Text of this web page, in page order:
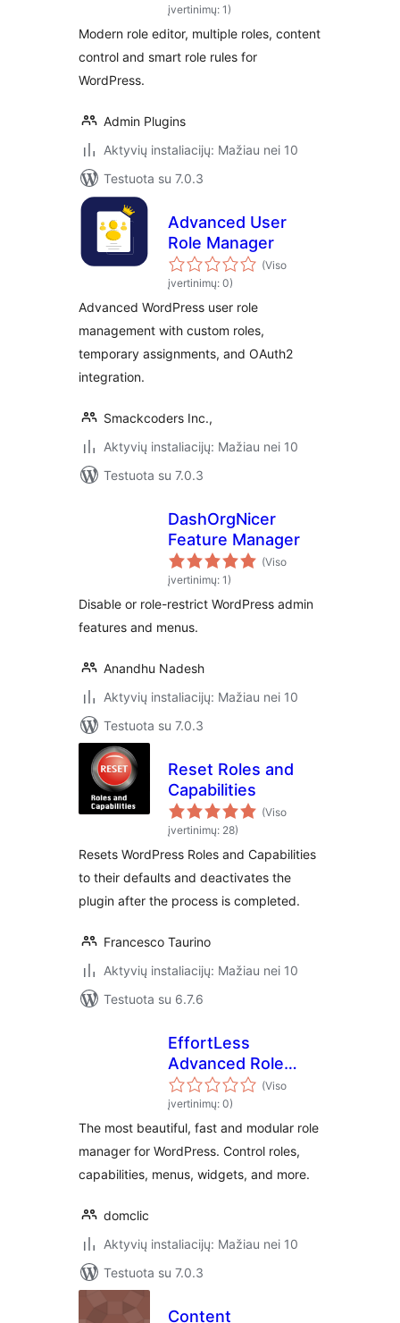
Access Control
įvertinimų: 1)
Modern role editor, multiple roles, content
control and smart role rules for
WordPress.
Admin Plugins
Aktyvių instaliacijų: Mažiau nei 10
Testuota su 7.0.3
Advanced User
Role Manager
(Viso
įvertinimų: 0)
Advanced WordPress user role
management with custom roles,
temporary assignments, and OAuth2
integration.
Smackcoders Inc.,
Aktyvių instaliacijų: Mažiau nei 10
Testuota su 7.0.3
DashOrgNicer
Feature Manager
(Viso
įvertinimų: 1)
Disable or role-restrict WordPress admin
features and menus.
Anandhu Nadesh
Aktyvių instaliacijų: Mažiau nei 10
Testuota su 7.0.3
Reset Roles and
Capabilities
(Viso
įvertinimų: 28)
Resets WordPress Roles and Capabilities
to their defaults and deactivates the
plugin after the process is completed.
Francesco Taurino
Aktyvių instaliacijų: Mažiau nei 10
Testuota su 6.7.6
EffortLess
Advanced Role
Manager
(Viso
įvertinimų: 0)
The most beautiful, fast and modular role
manager for WordPress. Control roles,
capabilities, menus, widgets, and more.
domclic
Aktyvių instaliacijų: Mažiau nei 10
Testuota su 7.0.3
Content